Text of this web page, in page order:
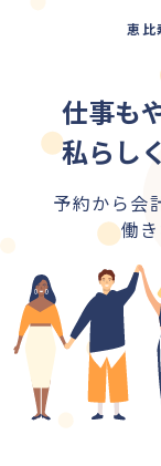
恵比
仕事も
私らし
予約から会
働